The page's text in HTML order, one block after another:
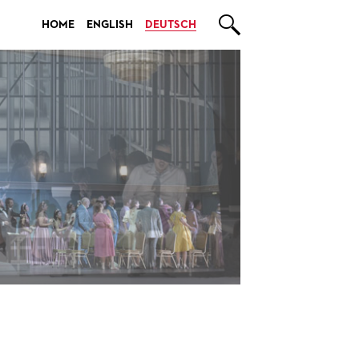
HOME ENGLISH DEUTSCH 